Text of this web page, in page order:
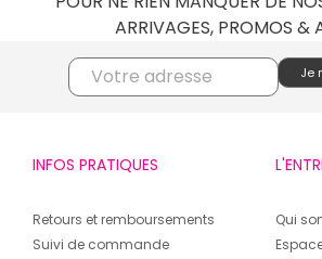
ARRIVAGES, PROMOS &
INFOS PRATIQUES
Retours et remboursements
Suivi de commande
Qui